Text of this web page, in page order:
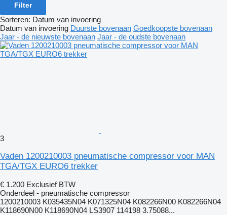
Filter
Sorteren: Datum van invoering
Datum van invoering Duurste bovenaan Goedkoopste bovenaan
Jaar - de nieuwste bovenaan Jaar - de oudste bovenaan
3
Vaden 1200210003 pneumatische compressor voor MAN
TGA/TGX EURO6 trekker
€ 1.200 Exclusief BTW
Onderdeel - pneumatische compressor
1200210003 K035435N04 K071325N04 K082266N00 K082266N04
K118690N00 K118690N04 LS3907 114198 3.75088...